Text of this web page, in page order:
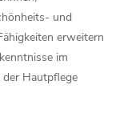
und
erweitern
im
Hautpflege